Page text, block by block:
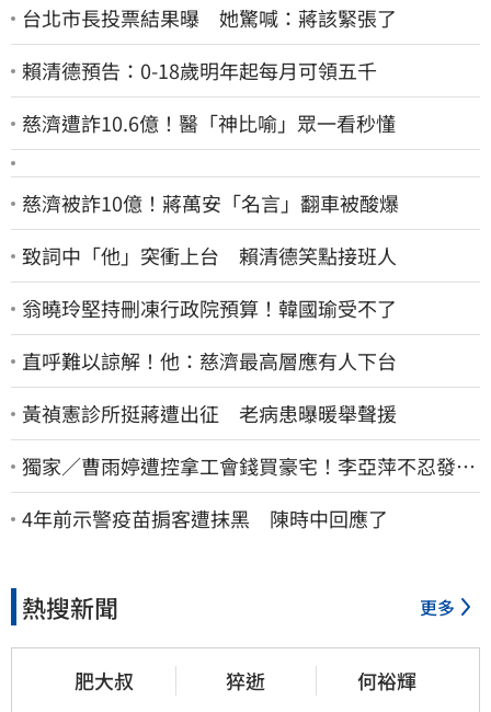
台北市長投票結果曝 她驚喊：蔣該緊張了
賴清德預告：0-18歲明年起每月可領五千
慈濟遭詐10.6億！醫「神比喻」眾一看秒懂
慈濟被詐10億！蔣萬安「名言」翻車被酸爆
致詞中「他」突衝上台 賴清德笑點接班人
翁曉玲堅持刪凍行政院預算！韓國瑜受不了
直呼難以諒解！他：慈濟最高層應有人下台
黃禎憲診所挺蔣遭出征 老病患曝暖舉聲援
獨家／曹雨婷遭控拿工會錢買豪宅！李亞萍不忍發
聲：余天管工會都貼錢
4年前示警疫苗掮客遭抹黑 陳時中回應了
熱搜新聞 更多
肥大叔 猝逝 何裕輝